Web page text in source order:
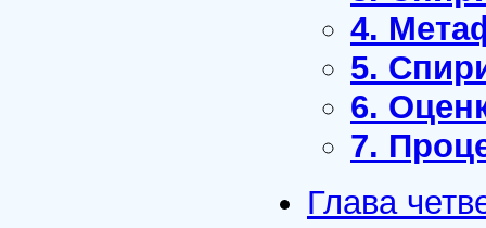
4.
5.
6.
7.
Глава